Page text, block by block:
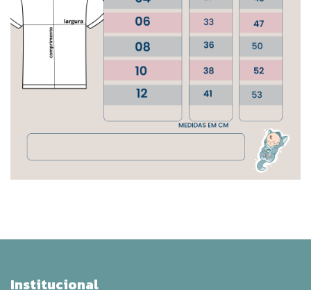
Institucional